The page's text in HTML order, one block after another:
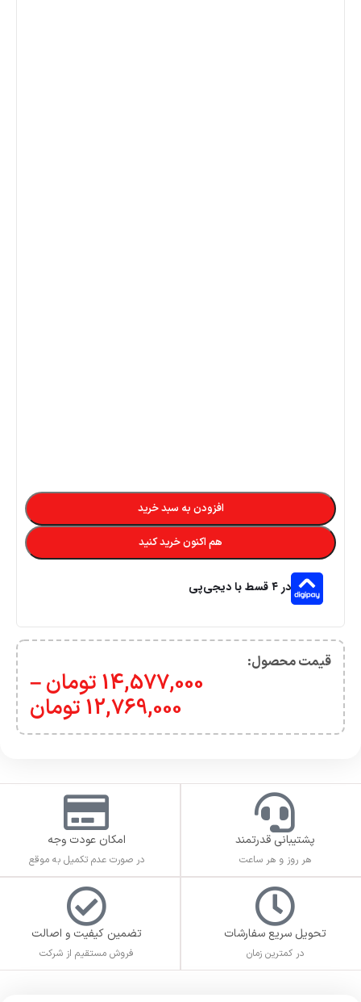
افزودن به سبد خرید
هم اکنون خرید کنید
در ۴ قسط با دیجی‌پی
قیمت محصول:​
14,577,000 تومان–
12,769,000 تومان
پشتیبانی قدرتمند
هر روز و هر ساعت
امکان عودت وجه
در صورت عدم تکمیل به موقع
تحویل سریع سفارشات
در کمترین زمان
تضمین کیفیت و اصالت
فروش مستقیم از شرکت